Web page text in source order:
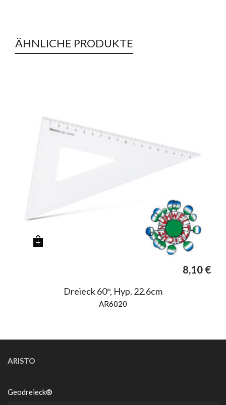
ÄHNLICHE PRODUKTE
8,10 €
Dreieck 60°, Hyp. 22.6cm
AR6020
ARISTO
Geodreieck®